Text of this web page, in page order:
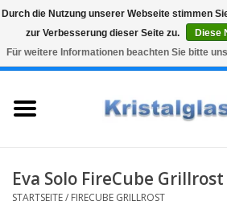
Snelle levering
Karaffen
Eva Solo FireCube Grillrost
STARTSEITE/ FIRECUBE GRILLROST
Durch die Nutzung unserer Webseite stimmen
zur Verbesserung dieser Seite zu.
Diese
Für weitere Informationen beachten Sie bitte